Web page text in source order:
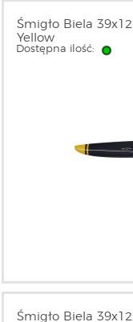
Śmigło Biela
Yellow
Dostępna ilość:
Śmigło Biela